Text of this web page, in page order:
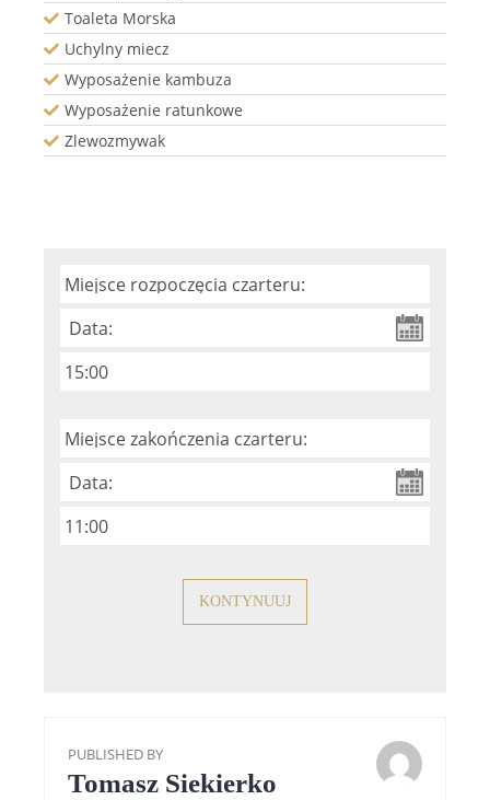
Toaleta Morska
Uchylny miecz
Wyposażenie kambuza
Wyposażenie ratunkowe
Zlewozmywak
PUBLISHED BY
Tomasz Siekierko